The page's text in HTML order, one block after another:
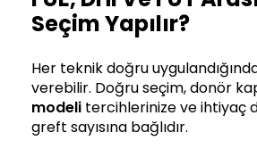
Seçim Yapılır?
Her teknik doğru
verebilir. Doğru seçim, donör
modeli tercihlerinize ve ihtiyaç
greft sayısına bağlıdır.